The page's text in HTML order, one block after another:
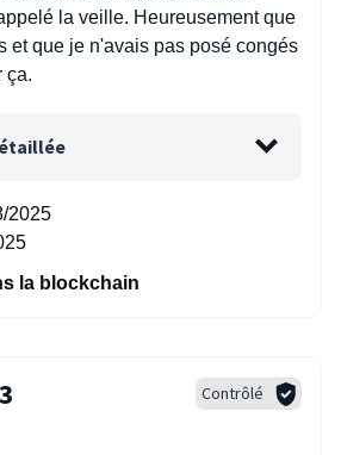
la veille. Heureusement que
et que je n'avais pas posé congés
ça.
2025
la blockchain
3 Contrôlé